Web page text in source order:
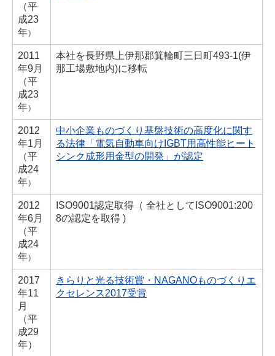
（平
成23
年）
2011
年9月
（平
成23
年）
本社を長野県上伊那郡箕輪町三日町493-1(伊
那工場敷地内)に移転
2012
年1月
（平
成24
年）
中小企業ものづくり基盤技術の高度化に関す
る法律「電気自動車向けIGBT用高性能ヒート
シンク成形用金型の開発」が認定
2012
年6月
（平
成24
年）
ISO9001認定取得（ 全社としてISO9001:200
8の認定を取得 )
2017
年11
月
（平
成29
年）
きらりと光る技術賞・NAGANOものづくりエ
クセレンス2017受賞